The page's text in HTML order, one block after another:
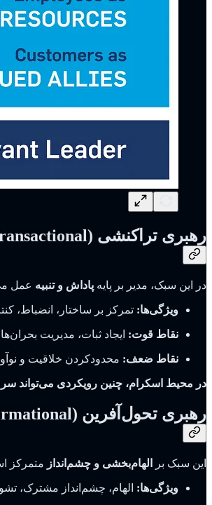
رهبری تراکنشی (Transactional)
در این سبک، مدیر بر پایه‌ پاداش و تنبیه عمل
ویژگی‌ها: تمرکز بر ساختار، انضباط،
نقاط قوت: ایجاد ثبات، مدیریت
نقاط ضعف: محدودکردن خلاقیت و
در محیط اسکرام، چنین رویکردی می‌تواند
رهبری تحول‌آفرین (Transformational)
این سبک بر الهام‌بخشی و چشم‌انداز متمرکز
ویژگی‌ها: الهام، چشم‌انداز مشترک،